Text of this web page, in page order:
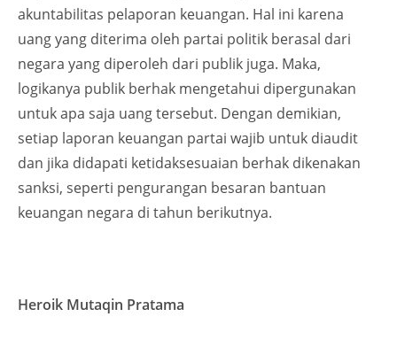
akuntabilitas pelaporan keuangan. Hal ini karena
uang yang diterima oleh partai politik berasal dari
negara yang diperoleh dari publik juga. Maka,
logikanya publik berhak mengetahui dipergunakan
untuk apa saja uang tersebut. Dengan demikian,
setiap laporan keuangan partai wajib untuk diaudit
dan jika didapati ketidaksesuaian berhak dikenakan
sanksi, seperti pengurangan besaran bantuan
keuangan negara di tahun berikutnya.
Heroik Mutaqin Pratama